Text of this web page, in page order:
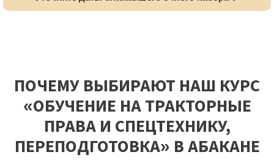
ПОЧЕМУ ВЫБИРАЮТ НАШ КУРС
«ОБУЧЕНИЕ НА ТРАКТОРНЫЕ
ПРАВА И СПЕЦТЕХНИКУ,
ПЕРЕПОДГОТОВКА» В АБАКАНЕ